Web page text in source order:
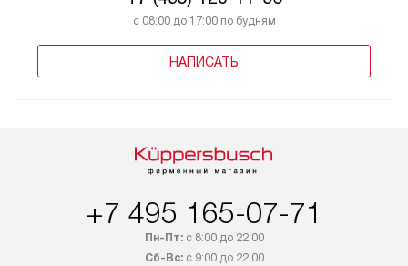
с 08:00 до 17:00 по будням
НАПИСАТЬ
+7 495 165-07-71
Пн-Пт:с 8:00 до 22:00
Сб-Вс:с 9:00 до 22:00